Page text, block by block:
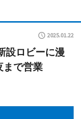
2025.01.22
ロビーに漫
で営業